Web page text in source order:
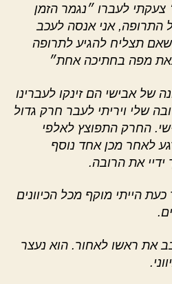
לעברו ״נגמר הזמן
התרופה, אני אנסה לעכב
שאם תצליח להגיע לתרופה
מפה בחתיכה אחת״
של אבישי הם זינקו לעברינו
שלי ויריתי לעבר חרק גדול
החרק התפוצץ לאלפי
לאחר מכן אחד נוסף
את הרובה.
הייתי מוקף מכל הכיוונים
את ראשו לאחור. הוא נעצר